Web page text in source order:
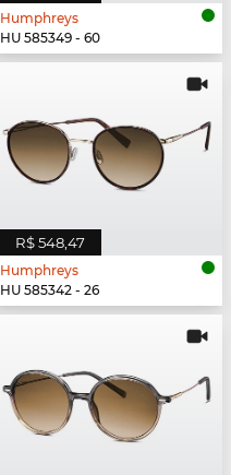
Humphreys
HU 585349 - 60
R$ 548,47
Humphreys
HU 585342 - 26